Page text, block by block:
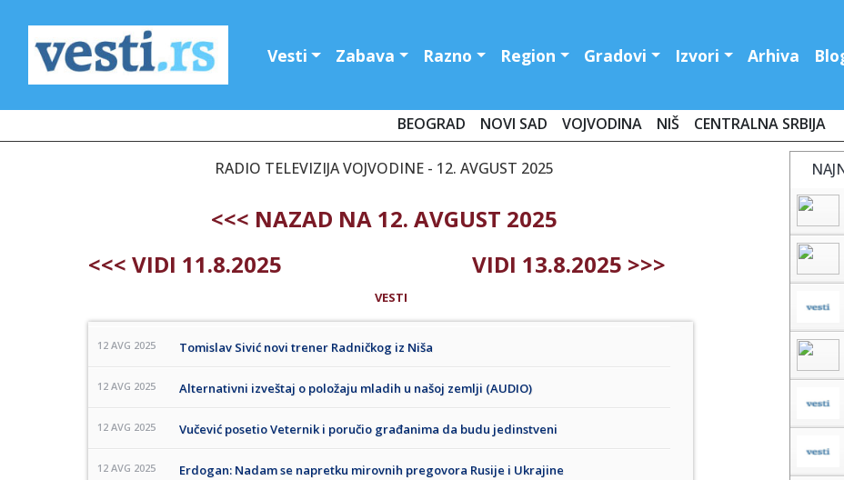
Vesti Zabava Razno Region Gradovi Izvori Arhiva
BEOGRAD NOVI SAD VOJVODINA NIŠ CENTRALNA SRBIJA
RADIO TELEVIZIJA VOJVODINE - 12. AVGUST 2025
<<< NAZAD NA 12. AVGUST 2025
<<< VIDI 11.8.2025
VIDI 13.8.2025 >>>
VESTI
12 AVG 2025 Tomislav Sivić novi trener Radničkog iz Niša
12 AVG 2025 Alternativni izveštaj o položaju mladih u našoj zemlji (AUDIO)
12 AVG 2025 Vučević posetio Veternik i poručio građanima da budu jedinstveni
12 AVG 2025 Erdogan: Nadam se napretku mirovnih pregovora Rusije i Ukrajine